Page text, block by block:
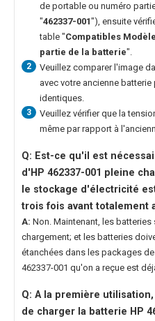
de portable ou numéro
"462337-001"), ensuite
table "Compatibles
partie de la batterie".
2 Veuillez comparer l'image
avec votre ancienne
identiques.
3
Veuillez vérifier que la
même par rapport à
Q: Est-ce qu'il est
d'HP 462337-001 pleine
le stockage d'électricité
trois fois avant totalement
A: Non. Maintenant, les
chargement; et les batteries
étanchées dans les packages
462337-001 qu'on a reçue est
Q: A la première
de charger la batterie HP